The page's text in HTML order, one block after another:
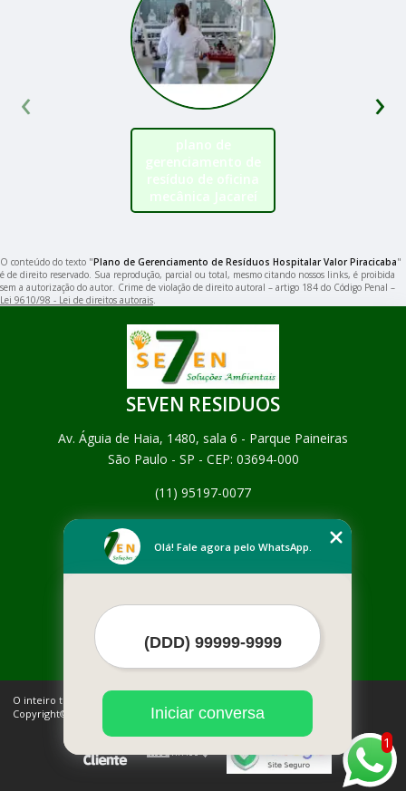
plano de
gerenciamento de
resíduo de oficina
mecânica Jacareí
‹ ›
O conteúdo do texto "Plano de Gerenciamento de Resíduos Hospitalar Valor Piracicaba"
é de direito reservado. Sua reprodução, parcial ou total, mesmo citando nossos links, é proibida
sem a autorização do autor. Crime de violação de direito autoral – artigo 184 do Código Penal –
Lei 9610/98 - Lei de direitos autorais
SEVEN RESIDUOS
Av. Águia de Haia, 1480, sala 6 - Parque Paineiras
São Paulo - SP - CEP: 03694-000
(11) 95197-0077
Empresa
Contato
Mais Serviços
O inteiro teor deste site está sujeito à proteção de direitos autorais.
Copyright© SEVEN RESIDUOS (Lei 9610 de 19/02/1998)
1
Olá! Fale agora pelo WhatsApp.
Iniciar conversa